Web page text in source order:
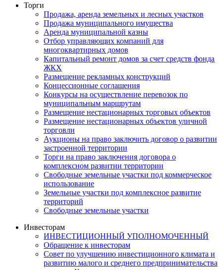
Торги
Продажа, аренда земельных и лесных участков
Продажа муниципального имущества
Аренда муниципальной казны
Отбор управляющих компаний для
многоквартирных домов
Капитальный ремонт домов за счет средств фонда
ЖКХ
Размещение рекламных конструкций
Концессионные соглашения
Конкурсы на осуществление перевозок по
муниципальным маршрутам
Размещение нестационарных торговых объектов
Размещение нестационарных объектов уличной
торговли
Аукционы на право заключить договор о развитии
застроенной территории
Торги на право заключения договора о
комплексном развитии территории
Свободные земельные участки под коммерческое
использование
Земельные участки под комплексное развитие
территорий
Свободные земельные участки
Инвесторам
ИНВЕСТИЦИОННЫЙ УПОЛНОМОЧЕННЫЙ
Обращение к инвесторам
Совет по улучшению инвестиционного климата и
развитию малого и среднего предпринимательства